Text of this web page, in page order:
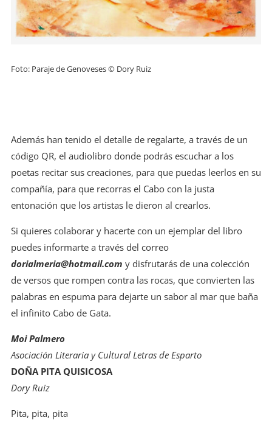
Foto: Paraje de Genoveses © Dory Ruiz
Además han tenido el detalle de regalarte, a través de un
código QR, el audiolibro donde podrás escuchar a los
poetas recitar sus creaciones, para que puedas leerlos en su
compañía, para que recorras el Cabo con la justa
entonación que los artistas le dieron al crearlos.
Si quieres colaborar y hacerte con un ejemplar del libro
puedes informarte a través del correo
dorialmeria@hotmail.com y disfrutarás de una colección
de versos que rompen contra las rocas, que convierten las
palabras en espuma para dejarte un sabor al mar que baña
el infinito Cabo de Gata.
Moi Palmero
Asociación Literaria yCultural Letras de Esparto
DOÑA PITA QUISICOSA
Dory Ruiz
Pita, pita, pita